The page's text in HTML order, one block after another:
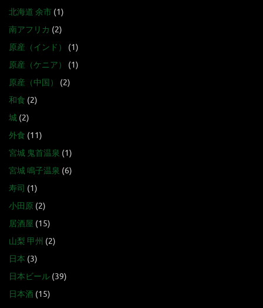
北海道 余市 (1)
南アフリカ (2)
原産（インド）
(1)
原産（ケニア）
(1)
原産（中国）
(2)
和食 (2)
城 (2)
外食 (11)
宮城 鬼首温泉 (1)
宮城 鳴子温泉 (6)
寿司 (1)
小田原 (2)
居酒屋 (15)
山梨 甲州 (2)
日本 (3)
日本ビール (39)
日本酒 (15)